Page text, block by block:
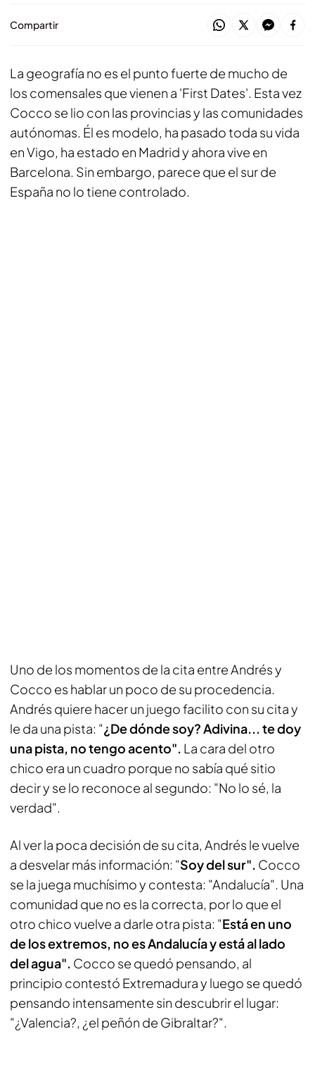
Compartir
La geografía no es el punto fuerte de mucho de
los comensales que vienen a 'First Dates'. Esta vez
Cocco se lio con las provincias y las comunidades
autónomas. Él es modelo, ha pasado toda su vida
en Vigo, ha estado en Madrid y ahora vive en
Barcelona. Sin embargo, parece que el sur de
España no lo tiene controlado.
Uno de los momentos de la cita entre Andrés y
Cocco es hablar un poco de su procedencia.
Andrés quiere hacer un juego facilito con su cita y
le da una pista: "¿De dónde soy? Adivina... te doy
una pista, no tengo acento". La cara del otro
chico era un cuadro porque no sabía qué sitio
decir y se lo reconoce al segundo: "No lo sé, la
verdad".
Al ver la poca decisión de su cita, Andrés le vuelve
a desvelar más información: "Soy del sur". Cocco
se la juega muchísimo y contesta: "Andalucía". Una
comunidad que no es la correcta, por lo que el
otro chico vuelve a darle otra pista: "Está en uno
de los extremos, no es Andalucía y está al lado
del agua". Cocco se quedó pensando, al
principio contestó Extremadura y luego se quedó
pensando intensamente sin descubrir el lugar:
"¿Valencia?, ¿el peñón de Gibraltar?".